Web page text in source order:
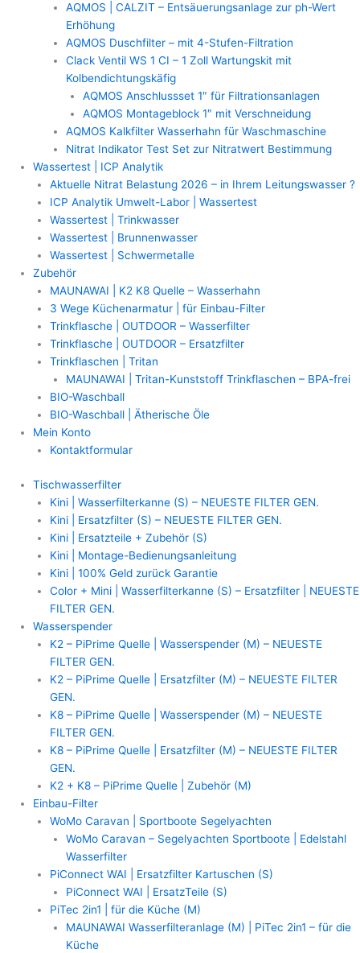
AQMOS | CALZIT – Entsäuerungsanlage zur ph-Wert
Erhöhung
AQMOS Duschfilter – mit 4-Stufen-Filtration
Clack Ventil WS 1 CI – 1 Zoll Wartungskit mit
Kolbendichtungskäfig
AQMOS Anschlussset 1″ für Filtrationsanlagen
AQMOS Montageblock 1″ mit Verschneidung
AQMOS Kalkfilter Wasserhahn für Waschmaschine
Nitrat Indikator Test Set zur Nitratwert Bestimmung
Wassertest | ICP Analytik
Aktuelle Nitrat Belastung 2026 – in Ihrem Leitungswasser ?
ICP Analytik Umwelt-Labor | Wassertest
Wassertest | Trinkwasser
Wassertest | Brunnenwasser
Wassertest | Schwermetalle
Zubehör
MAUNAWAI | K2 K8 Quelle – Wasserhahn
3 Wege Küchenarmatur | für Einbau-Filter
Trinkflasche | OUTDOOR – Wasserfilter
Trinkflasche | OUTDOOR – Ersatzfilter
Trinkflaschen | Tritan
MAUNAWAI | Tritan-Kunststoff Trinkflaschen – BPA-frei
BIO-Waschball
BIO-Waschball | Ätherische Öle
Mein Konto
Kontaktformular
Tischwasserfilter
Kini | Wasserfilterkanne (S) – NEUESTE FILTER GEN.
Kini | Ersatzfilter (S) – NEUESTE FILTER GEN.
Kini | Ersatzteile + Zubehör (S)
Kini | Montage-Bedienungsanleitung
Kini | 100% Geld zurück Garantie
Color + Mini | Wasserfilterkanne (S) – Ersatzfilter | NEUESTE
FILTER GEN.
Wasserspender
K2 – PiPrime Quelle | Wasserspender (M) – NEUESTE
FILTER GEN.
K2 – PiPrime Quelle | Ersatzfilter (M) – NEUESTE FILTER
GEN.
K8 – PiPrime Quelle | Wasserspender (M) – NEUESTE
FILTER GEN.
K8 – PiPrime Quelle | Ersatzfilter (M) – NEUESTE FILTER
GEN.
K2 + K8 – PiPrime Quelle | Zubehör (M)
Einbau-Filter
WoMo Caravan | Sportboote Segelyachten
WoMo Caravan – Segelyachten Sportboote | Edelstahl
Wasserfilter
PiConnect WAI | Ersatzfilter Kartuschen (S)
PiConnect WAI | ErsatzTeile (S)
PiTec 2in1 | für die Küche (M)
MAUNAWAI Wasserfilteranlage (M) | PiTec 2in1 – für die
Küche